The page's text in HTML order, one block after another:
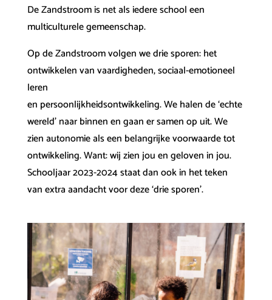
De Zandstroom is net als iedere school een
multiculturele gemeenschap.
Op de Zandstroom volgen we drie sporen: het
ontwikkelen van vaardigheden, sociaal-emotioneel
leren
en persoonlijkheidsontwikkeling. We halen de ‘echte
wereld’ naar binnen en gaan er samen op uit. We
zien autonomie als een belangrijke voorwaarde tot
ontwikkeling. Want: wij zien jou en geloven in jou.
Schooljaar 2023-2024 staat dan ook in het teken
van extra aandacht voor deze ‘drie sporen’.